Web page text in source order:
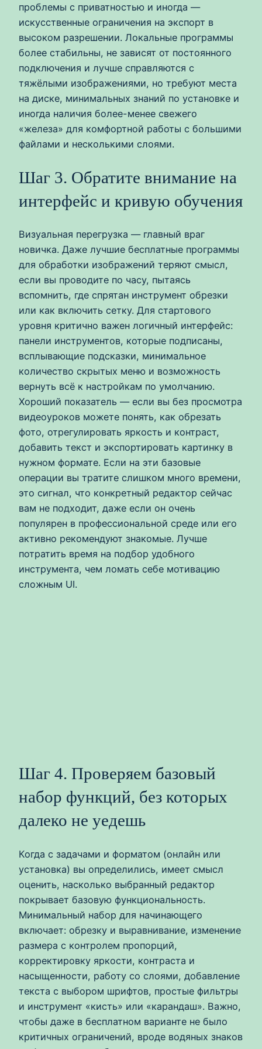
проблемы с приватностью и иногда —
искусственные ограничения на экспорт в
высоком разрешении. Локальные программы
более стабильны, не зависят от постоянного
подключения и лучше справляются с
тяжёлыми изображениями, но требуют места
на диске, минимальных знаний по установке и
иногда наличия более-менее свежего
«железа» для комфортной работы с большими
файлами и несколькими слоями.
Шаг 3. Обратите внимание на
интерфейс и кривую обучения
Визуальная перегрузка — главный враг
новичка. Даже лучшие бесплатные программы
для обработки изображений теряют смысл,
если вы проводите по часу, пытаясь
вспомнить, где спрятан инструмент обрезки
или как включить сетку. Для стартового
уровня критично важен логичный интерфейс:
панели инструментов, которые подписаны,
всплывающие подсказки, минимальное
количество скрытых меню и возможность
вернуть всё к настройкам по умолчанию.
Хороший показатель — если вы без просмотра
видеоуроков можете понять, как обрезать
фото, отрегулировать яркость и контраст,
добавить текст и экспортировать картинку в
нужном формате. Если на эти базовые
операции вы тратите слишком много времени,
это сигнал, что конкретный редактор сейчас
вам не подходит, даже если он очень
популярен в профессиональной среде или его
активно рекомендуют знакомые. Лучше
потратить время на подбор удобного
инструмента, чем ломать себе мотивацию
сложным UI.
Шаг 4. Проверяем базовый
набор функций, без которых
далеко не уедешь
Когда с задачами и форматом (онлайн или
установка) вы определились, имеет смысл
оценить, насколько выбранный редактор
покрывает базовую функциональность.
Минимальный набор для начинающего
включает: обрезку и выравнивание, изменение
размера с контролем пропорций,
корректировку яркости, контраста и
насыщенности, работу со слоями, добавление
текста с выбором шрифтов, простые фильтры
и инструмент «кисть» или «карандаш». Важно,
чтобы даже в бесплатном варианте не было
критичных ограничений, вроде водяных знаков